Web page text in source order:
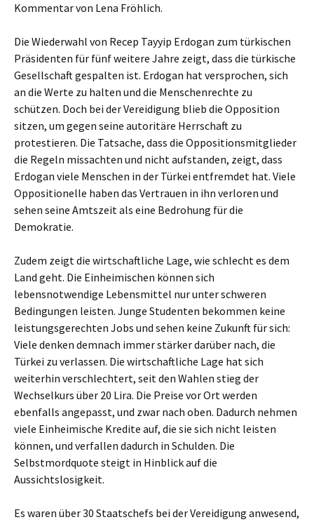
Kommentar von Lena Fröhlich.
Die Wiederwahl von Recep Tayyip Erdogan zum türkischen
Präsidenten für fünf weitere Jahre zeigt, dass die türkische
Gesellschaft gespalten ist. Erdogan hat versprochen, sich
an die Werte zu halten und die Menschenrechte zu
schützen. Doch bei der Vereidigung blieb die Opposition
sitzen, um gegen seine autoritäre Herrschaft zu
protestieren. Die Tatsache, dass die Oppositionsmitglieder
die Regeln missachten und nicht aufstanden, zeigt, dass
Erdogan viele Menschen in der Türkei entfremdet hat. Viele
Oppositionelle haben das Vertrauen in ihn verloren und
sehen seine Amtszeit als eine Bedrohung für die
Demokratie.
Zudem zeigt die wirtschaftliche Lage, wie schlecht es dem
Land geht. Die Einheimischen können sich
lebensnotwendige Lebensmittel nur unter schweren
Bedingungen leisten. Junge Studenten bekommen keine
leistungsgerechten Jobs und sehen keine Zukunft für sich:
Viele denken demnach immer stärker darüber nach, die
Türkei zu verlassen. Die wirtschaftliche Lage hat sich
weiterhin verschlechtert, seit den Wahlen stieg der
Wechselkurs über 20 Lira. Die Preise vor Ort werden
ebenfalls angepasst, und zwar nach oben. Dadurch nehmen
viele Einheimische Kredite auf, die sie sich nicht leisten
können, und verfallen dadurch in Schulden. Die
Selbstmordquote steigt in Hinblick auf die
Aussichtslosigkeit.
Es waren über 30 Staatschefs bei der Vereidigung anwesend,